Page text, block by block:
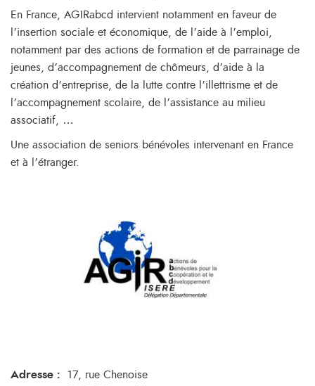
En France, AGIRabcd intervient notamment en faveur de
l’insertion sociale et économique, de l’aide à l’emploi,
notamment par des actions de formation et de parrainage de
jeunes, d’accompagnement de chômeurs, d’aide à la
création d’entreprise, de la lutte contre l’illettrisme et de
l’accompagnement scolaire, de l’assistance au milieu
associatif, …
Une association de seniors bénévoles intervenant en France
et à l’étranger.
Adresse :
17, rue Chenoise